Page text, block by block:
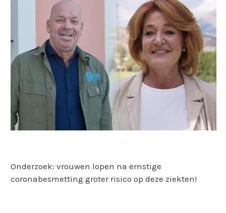
Onderzoek: vrouwen lopen na ernstige
coronabesmetting groter risico op deze ziekten!